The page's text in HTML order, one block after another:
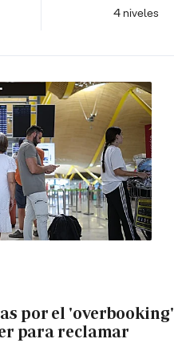
4 niveles
por el
para reclamar